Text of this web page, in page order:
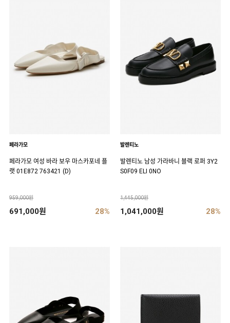
페라가모
페라가모 여성 바라 보우 마스카포네 플
랫 01E872 763421 (D)
959,000원
691,000원 28%
발렌티노
발렌티노 남성 가라바니 블랙 로퍼 3Y2
S0F09 ELI 0NO
1,445,000원
1,041,000원 28%